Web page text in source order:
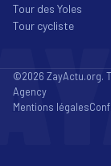
Tour des Yoles
Tour cycliste
©2026 ZayActu.org.
Agency
Mentions légales